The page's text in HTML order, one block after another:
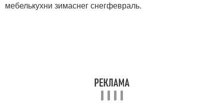
мебелькухни зимаснег снегфевраль.